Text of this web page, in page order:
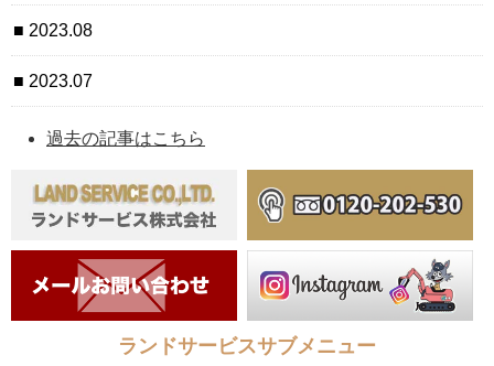
2023.08
2023.07
過去の記事はこちら
ランドサービスサブメニュー